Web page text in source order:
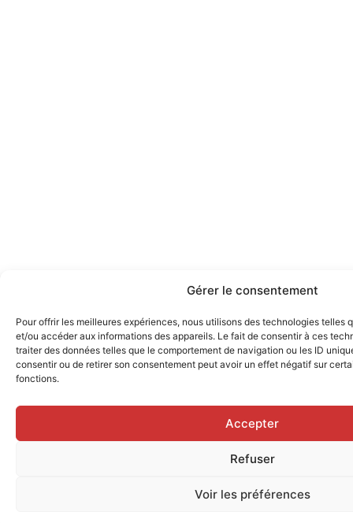
Gérer le consentement
Pour offrir les meilleures expériences, nous utilisons des technologies telles
et/ou accéder aux informations des appareils. Le fait de consentir à ces
traiter des données telles que le comportement de navigation ou les ID
consentir ou de retirer son consentement peut avoir un effet négatif sur
fonctions.
Accepter
Refuser
Voir les préférences